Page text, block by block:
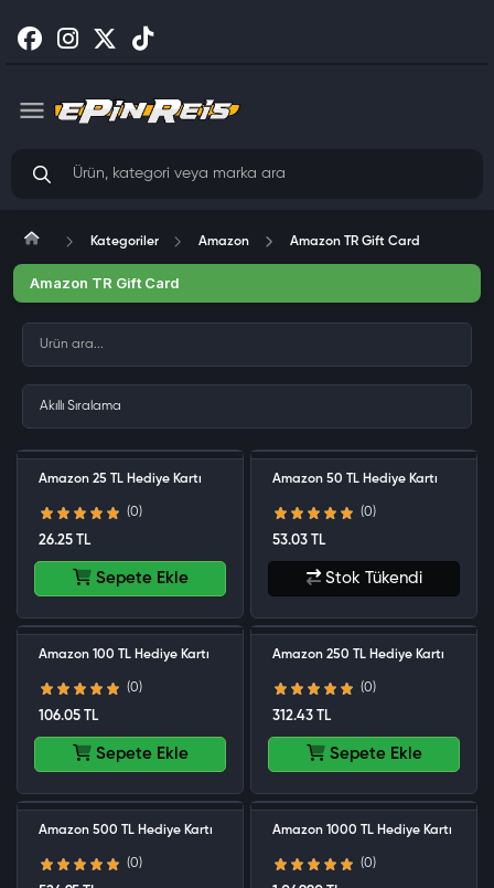
Kategoriler Amazon Amazon TR Gift Card
Amazon TR Gift Card
Amazon 25 TL Hediye Kartı
(0)
26.25 TL
Sepete Ekle
Amazon 50 TL Hediye Kartı
(0)
53.03 TL
Stok Tükendi
Amazon 100 TL Hediye Kartı
(0)
106.05 TL
Sepete Ekle
Amazon 250 TL Hediye Kartı
(0)
312.43 TL
Sepete Ekle
Amazon 500 TL Hediye Kartı
(0)
Amazon 1000 TL Hediye Kartı
(0)